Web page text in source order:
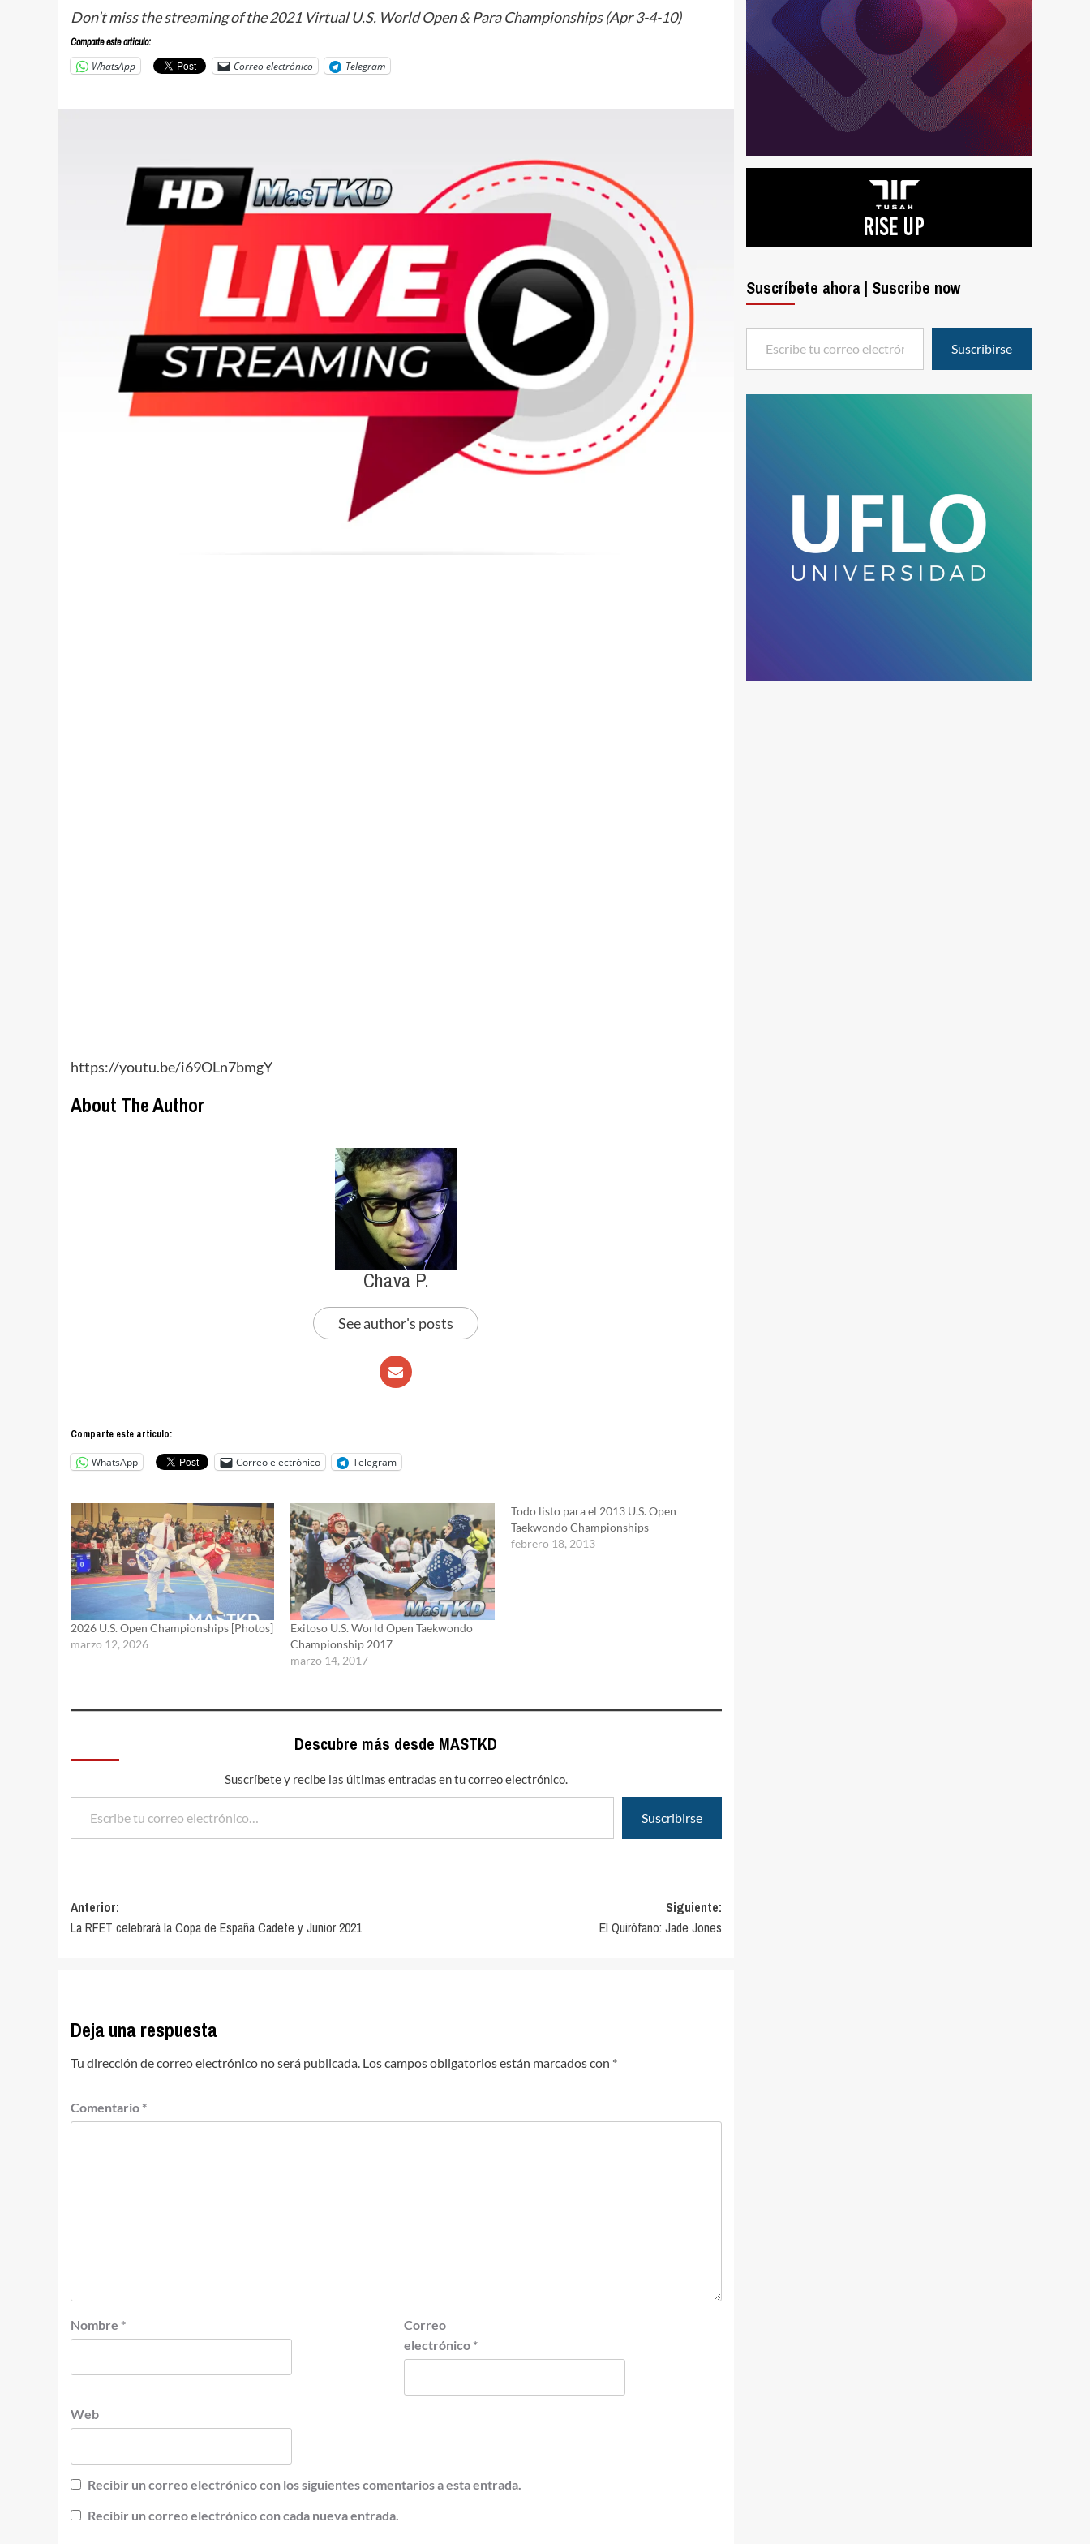
Don’t miss the streaming of the 2021 Virtual U.S. World Open & Para Championships (Apr 3-4-10)
Comparte este articulo:
WhatsApp Correo electrónico Telegram
https://youtu.be/i69OLn7bmgY
About The Author
Chava P.
See author's posts
Comparte este articulo:
WhatsApp Correo electrónico Telegram
2026 U.S. Open Championships [Photos]
marzo 12, 2026
Exitoso U.S. World Open Taekwondo
Championship 2017
marzo 14, 2017
Todo listo para el 2013 U.S. Open
Taekwondo Championships
febrero 18, 2013
Descubre más desde MASTKD
Suscríbete y recibe las últimas entradas en tu correo electrónico.
Escribe tu correo electrónico…
Suscribirse
Navegación
de
Anterior:
La RFET celebrará la Copa de España Cadete y Junior 2021
Siguiente:
El Quirófano: Jade Jones
Deja una respuesta
Tu dirección de correo electrónico no será publicada. Los campos obligatorios están marcados con *
Comentario *
Nombre *
Correo
electrónico *
Web
Recibir un correo electrónico con los siguientes comentarios a esta entrada.
Recibir un correo electrónico con cada nueva entrada.
Suscríbete ahora | Suscribe now
Escribe tu correo electrónico…
Suscribirse